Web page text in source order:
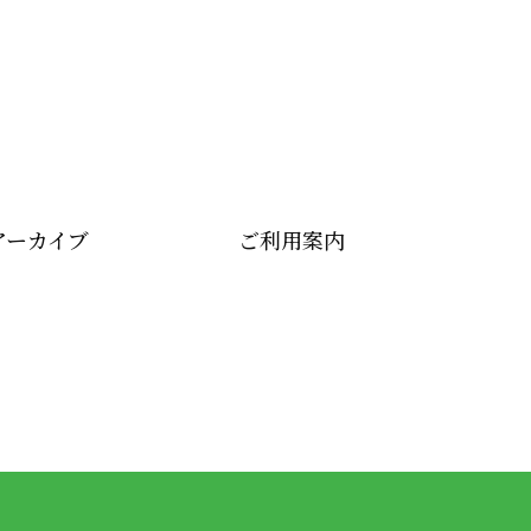
カイブ ご利用案内